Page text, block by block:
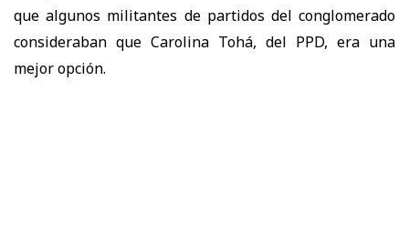
que algunos militantes de partidos del conglomerado
consideraban que Carolina Tohá, del PPD, era una
mejor opción.